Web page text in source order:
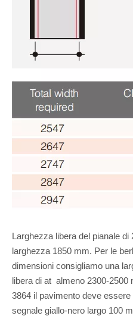
Larghezza libera del pianale
larghezza 1850 mm. Per le
dimensioni consigliamo una
libera di at almeno 2300-2500
3864 il pavimento deve
segnale giallo-nero largo 100